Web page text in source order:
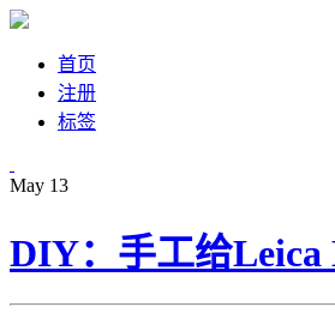
首页
注册
标签
May 13
DIY：手工给Leica